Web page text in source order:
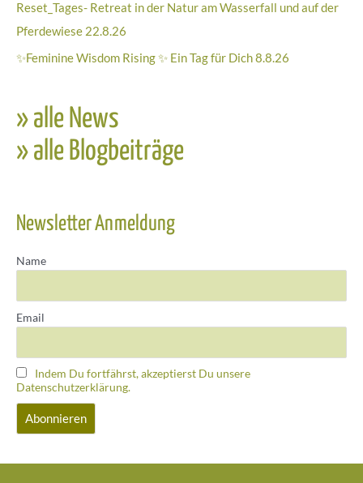
mich…“ ab
September
Conrad
Reset_Tages- Retreat in der Natur am Wasserfall und auf der
Pferdewiese 22.8.26
✨Feminine Wisdom Rising ✨ Ein Tag für Dich 8.8.26
» alle News
» alle Blogbeiträge
Newsletter Anmeldung
Name
Email
Indem Du fortfährst, akzeptierst Du unsere
Datenschutzerklärung.